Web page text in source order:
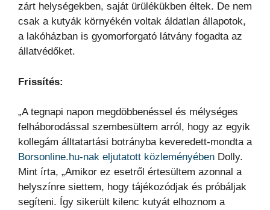
zárt helységekben, saját ürülékükben éltek. De nem
csak a kutyák környékén voltak áldatlan állapotok,
a lakóházban is gyomorforgató látvány fogadta az
állatvédőket.
Frissítés:
„A tegnapi napon megdöbbenéssel és mélységes
felháborodással szembesültem arról, hogy az egyik
kollegám álltatartási botrányba keveredett-mondta a
Borsonline.hu-nak eljutatott közleményében Dolly.
Mint írta, „Amikor ez esetről értesültem azonnal a
helyszínre siettem, hogy tájékozódjak és próbáljak
segíteni. Így sikerült kilenc kutyát elhoznom a